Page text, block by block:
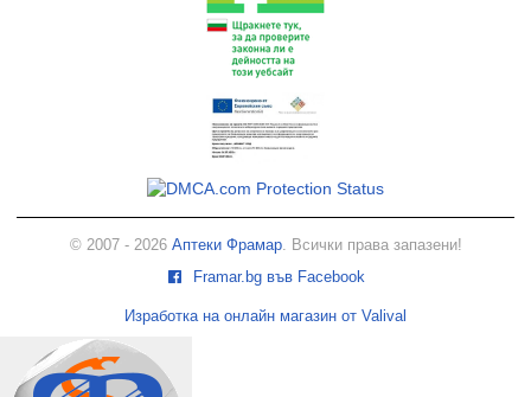
© 2007 - 2026 Аптеки Фрамар. Всички права запазени!
Framar.bg във Facebook
Изработка на онлайн магазин от Valival